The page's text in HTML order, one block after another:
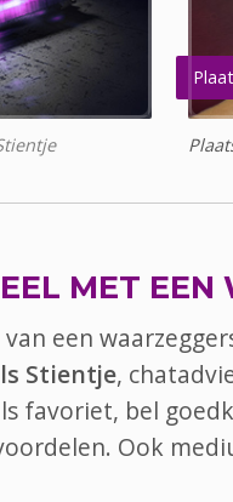
MET EEN
een
Stientje,
favoriet, bel
Ook